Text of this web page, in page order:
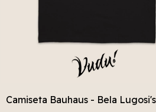
Camiseta Bauhaus - Bela